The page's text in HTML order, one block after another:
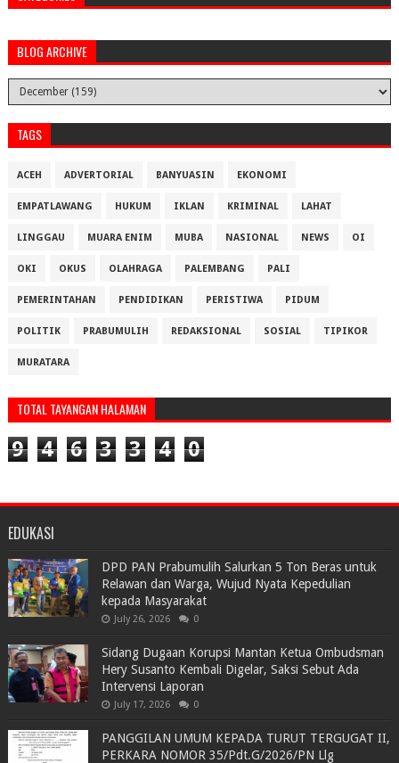
BLOG ARCHIVE
TAGS
ACEH ADVERTORIAL BANYUASIN EKONOMI
EMPATLAWANG HUKUM IKLAN KRIMINAL LAHAT
LINGGAU MUARA ENIM MUBA NASIONAL NEWS OI
OKI OKUS OLAHRAGA PALEMBANG PALI
PEMERINTAHAN PENDIDIKAN PERISTIWA PIDUM
POLITIK PRABUMULIH REDAKSIONAL SOSIAL TIPIKOR
MURATARA
TOTAL TAYANGAN HALAMAN
9 4 6 3 3 4 0
EDUKASI
DPD PAN Prabumulih Salurkan 5 Ton Beras untuk
Relawan dan Warga, Wujud Nyata Kepedulian
kepada Masyarakat
July 26, 2026 0
Sidang Dugaan Korupsi Mantan Ketua Ombudsman
Hery Susanto Kembali Digelar, Saksi Sebut Ada
Intervensi Laporan
July 17, 2026 0
PANGGILAN UMUM KEPADA TURUT TERGUGAT II,
PERKARA NOMOR 35/Pdt.G/2026/PN Llg